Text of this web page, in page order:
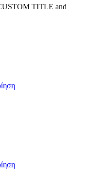
TITLE and